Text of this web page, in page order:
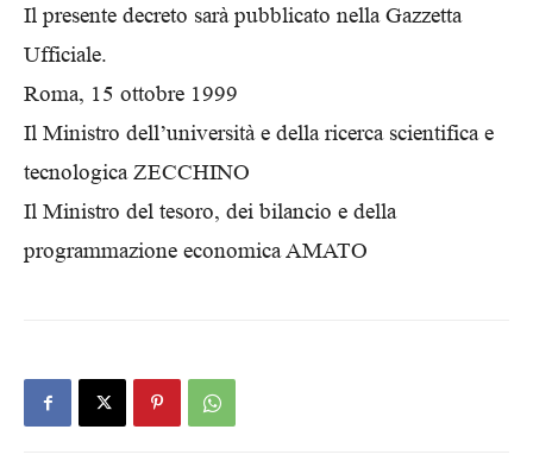
Il presente decreto sarà pubblicato nella Gazzetta
Ufficiale.
Roma, 15 ottobre 1999
Il Ministro dell’università e della ricerca scientifica e
tecnologica ZECCHINO
Il Ministro del tesoro, dei bilancio e della
programmazione economica AMATO